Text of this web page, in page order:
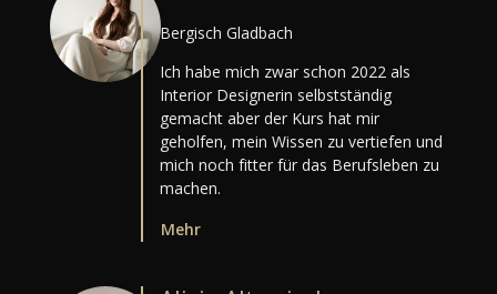
Bergisch Gladbach
Ich habe mich zwar schon 2022 als
Interior Designerin selbstständig
gemacht aber der Kurs hat mir
geholfen, mein Wissen zu vertiefen und
mich noch fitter für das Berufsleben zu
machen.
Mehr